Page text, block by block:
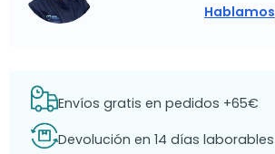
Hablamos
Envíos gratis en pedidos +65€
Devolución en 14 días laborables